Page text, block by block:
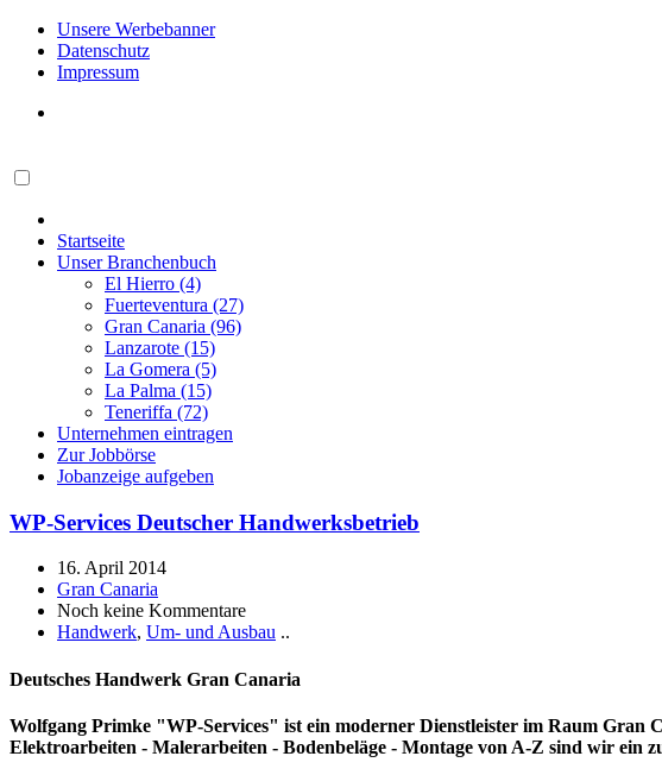
Unsere Werbebanner
Datenschutz
Impressum
Startseite
Unser Branchenbuch
El Hierro (4)
Fuerteventura (27)
Gran Canaria (96)
Lanzarote (15)
La Gomera (5)
La Palma (15)
Teneriffa (72)
Unternehmen eintragen
Zur Jobbörse
Jobanzeige aufgeben
WP-Services Deutscher Handwerksbetrieb
16. April 2014
Gran Canaria
Noch keine Kommentare
Handwerk, Um- und Ausbau ..
Deutsches Handwerk Gran Canaria
Wolfgang Primke "WP-Services" ist ein moderner Dienstleister im Raum Gran
Elektroarbeiten - Malerarbeiten - Bodenbeläge - Montage von A-Z sind wir ein